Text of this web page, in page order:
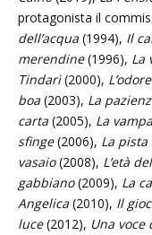
protagonista il
dell’acqua (1994), Il
merendine(1996), La
Tindari(2000),
boa (2003), La
carta (2005), La
sfinge(2006), La
vasaio(2008), L’età
gabbiano(2009), La
Angelica (2010), Il
luce(2012), Una